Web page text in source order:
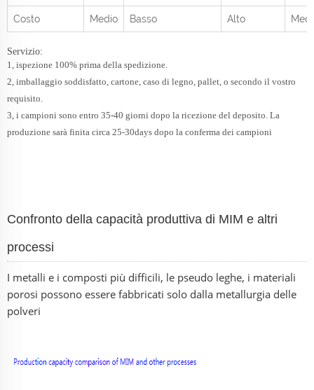
Costo Medio Basso Alto
Servizio:
1, ispezione 100% prima della spedizione.
2, imballaggio soddisfatto, cartone, caso di legno, pallet, o secondo il vostro
requisito.
3, i campioni sono entro 35-40 giorni dopo la ricezione del deposito. La
produzione sarà finita circa 25-30days dopo la conferma dei campioni
Confronto della capacità produttiva di MIM e altri
processi
I metalli e i composti più difficili, le pseudo leghe, i materiali
porosi possono essere fabbricati solo dalla metallurgia delle
polveri